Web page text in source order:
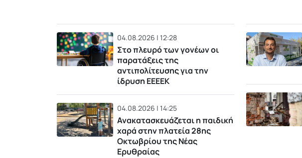
04.08.2026 | 12:28
Στο πλευρό των γονέων οι
παρατάξεις της
αντιπολίτευσης για την
ίδρυση ΕΕΕΕΚ
04.08.2026 | 14:25
Ανακατασκευάζεται η παιδική
χαρά στην πλατεία 28ης
Οκτωβρίου της Νέας
Ερυθραίας